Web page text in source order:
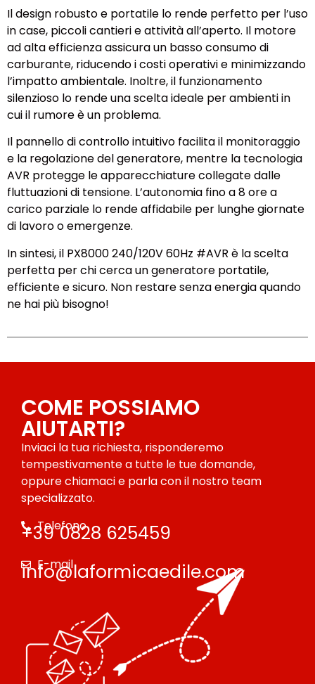
Il design robusto e portatile lo rende perfetto per l’uso
in case, piccoli cantieri e attività all’aperto. Il motore
ad alta efficienza assicura un basso consumo di
carburante, riducendo i costi operativi e minimizzando
l’impatto ambientale. Inoltre, il funzionamento
silenzioso lo rende una scelta ideale per ambienti in
cui il rumore è un problema.
Il pannello di controllo intuitivo facilita il monitoraggio
e la regolazione del generatore, mentre la tecnologia
AVR protegge le apparecchiature collegate dalle
fluttuazioni di tensione. L’autonomia fino a 8 ore a
carico parziale lo rende affidabile per lunghe giornate
di lavoro o emergenze.
In sintesi, il PX8000 240/120V 60Hz #AVR è la scelta
perfetta per chi cerca un generatore portatile,
efficiente e sicuro. Non restare senza energia quando
ne hai più bisogno!
COME POSSIAMO
AIUTARTI?
Inviaci la tua richiesta, risponderemo
tempestivamente a tutte le tue domande,
oppure chiamaci e parla con il nostro team
specializzato.
Telefono
+39 0828 625459
E-mail
info@laformicaedile.com